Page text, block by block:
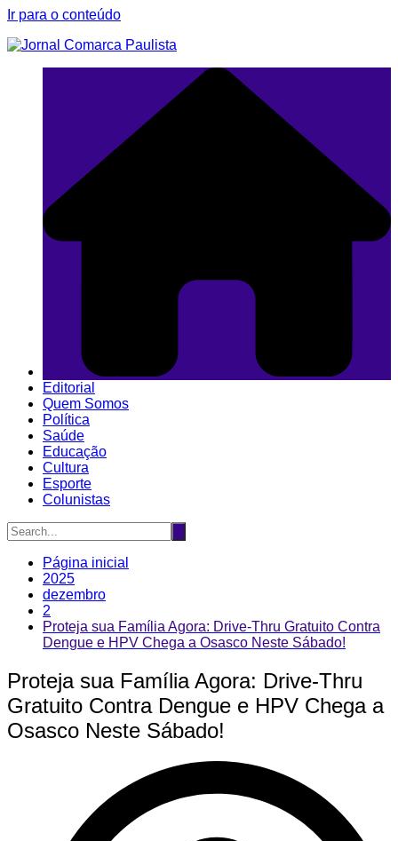
Ir para o conteúdo
Editorial
Quem Somos
Política
Saúde
Educação
Cultura
Esporte
Colunistas
Página inicial
2025
dezembro
2
Proteja sua Família Agora: Drive-Thru Gratuito Contra
Dengue e HPV Chega a Osasco Neste Sábado!
Proteja sua Família Agora: Drive-Thru
Gratuito Contra Dengue e HPV Chega a
Osasco Neste Sábado!